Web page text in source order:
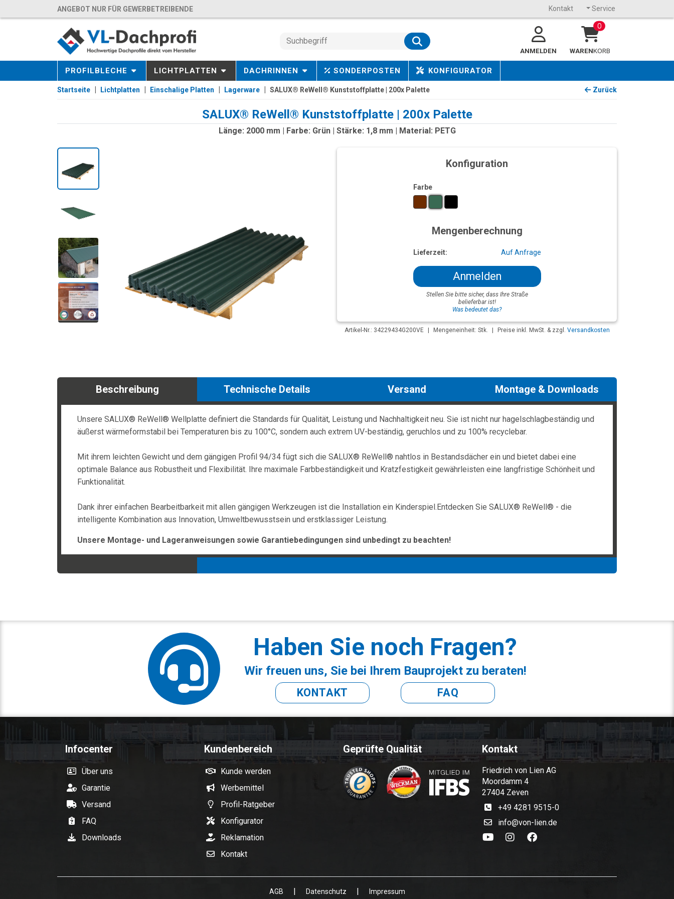
ANGEBOT NUR FÜR GEWERBETREIBENDE Kontakt Service
ANMELDEN
0
WARENKORB
PROFILBLECHE LICHTPLATTEN DACHRINNEN SONDERPOSTEN KONFIGURATOR
Startseite Lichtplatten Einschalige Platten Lagerware SALUX® ReWell® Kunststoffplatte | 200x Palette Zurück
SALUX® ReWell® Kunststoffplatte | 200x Palette
Länge: 2000 mm | Farbe: Grün | Stärke: 1,8 mm | Material: PETG
Konfiguration
Farbe
Mengenberechnung
Lieferzeit: Auf Anfrage
Anmelden
Stellen Sie bitte sicher, dass Ihre Straße
belieferbar ist!
Was bedeutet das?
Artikel-Nr.: 34229434G200VE Mengeneinheit: Stk. Preise inkl. MwSt. & zzgl. Versandkosten
Beschreibung Technische Details Versand Montage & Downloads
Unsere SALUX® ReWell® Wellplatte definiert die Standards für Qualität, Leistung und Nachhaltigkeit neu. Sie ist nicht nur hagelschlagbeständig und
äußerst wärmeformstabil bei Temperaturen bis zu 100°C, sondern auch extrem UV-beständig, geruchlos und zu 100% recyclebar.
Mit ihrem leichten Gewicht und dem gängigen Profil 94/34 fügt sich die SALUX® ReWell® nahtlos in Bestandsdächer ein und bietet dabei eine
optimale Balance aus Robustheit und Flexibilität. Ihre maximale Farbbeständigkeit und Kratzfestigkeit gewährleisten eine langfristige Schönheit und
Funktionalität.
Dank ihrer einfachen Bearbeitbarkeit mit allen gängigen Werkzeugen ist die Installation ein Kinderspiel.Entdecken Sie SALUX® ReWell® - die
intelligente Kombination aus Innovation, Umweltbewusstsein und erstklassiger Leistung.
Unsere Montage- und Lageranweisungen sowie Garantiebedingungen sind unbedingt zu beachten!
Haben Sie noch Fragen?
Wir freuen uns, Sie bei Ihrem Bauprojekt zu beraten!
KONTAKT FAQ
Infocenter
Über uns
Garantie
Versand
FAQ
Downloads
Kundenbereich
Kunde werden
Werbemittel
Profil-Ratgeber
Konfigurator
Reklamation
Kontakt
Geprüfte Qualität Kontakt
Friedrich von Lien AG
Moordamm 4
27404 Zeven
+49 4281 9515-0
info@von-lien.de
AGB | Datenschutz | Impressum